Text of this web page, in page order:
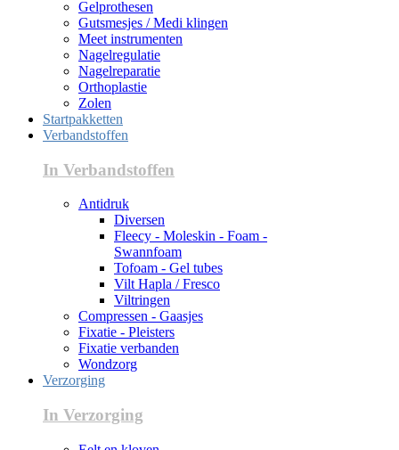
Gelprothesen
Gutsmesjes / Medi klingen
Meet instrumenten
Nagelregulatie
Nagelreparatie
Orthoplastie
Zolen
Startpakketten
Verbandstoffen
In Verbandstoffen
Antidruk
Diversen
Fleecy - Moleskin - Foam -
Swannfoam
Tofoam - Gel tubes
Vilt Hapla / Fresco
Viltringen
Compressen - Gaasjes
Fixatie - Pleisters
Fixatie verbanden
Wondzorg
Verzorging
In Verzorging